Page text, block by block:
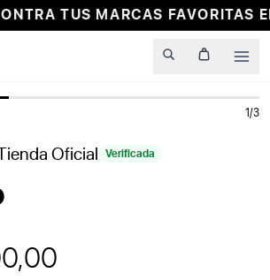
TUS MARCAS FAVORITAS
1/3
Oficial Verificada